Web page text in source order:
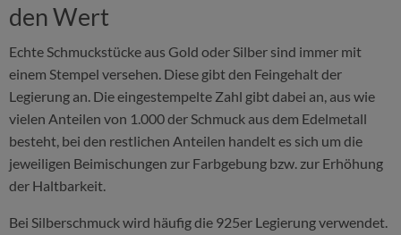
den Wert
Echte Schmuckstücke aus Gold oder Silber sind immer mit
einem Stempel versehen. Diese gibt den Feingehalt der
Legierung an. Die eingestempelte Zahl gibt dabei an, aus wie
vielen Anteilen von 1.000 der Schmuck aus dem Edelmetall
besteht, bei den restlichen Anteilen handelt es sich um die
jeweiligen Beimischungen zur Farbgebung bzw. zur Erhöhung
der Haltbarkeit.
Bei Silberschmuck wird häufig die 925er Legierung verwendet.